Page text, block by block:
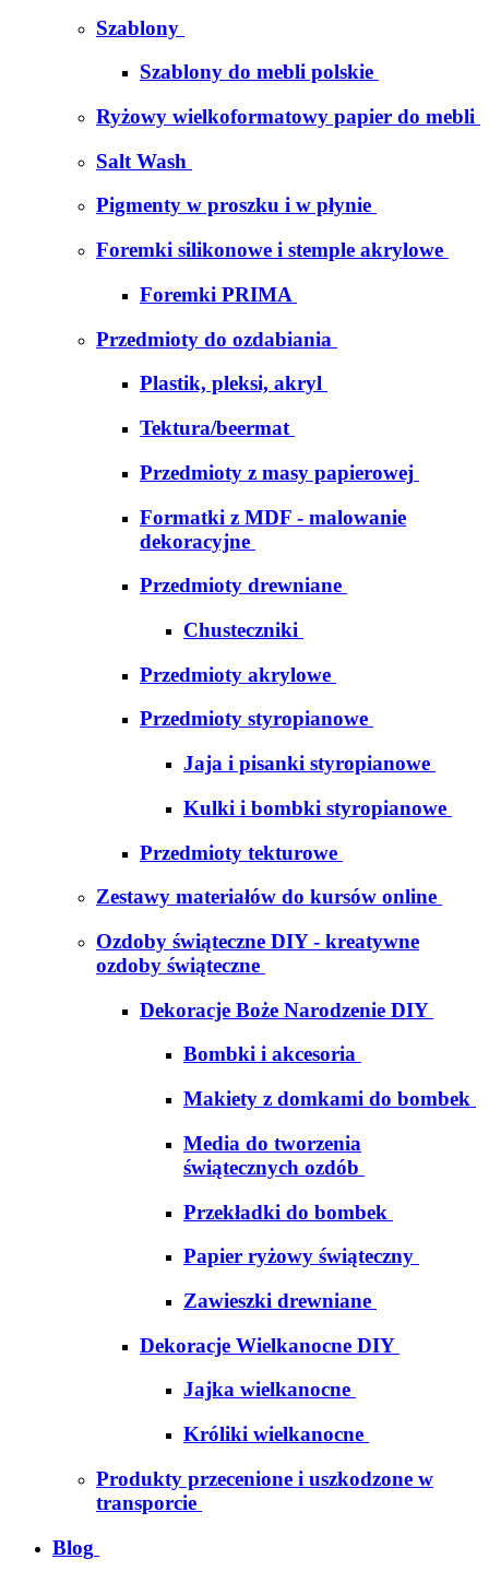
Szablony
Szablony do mebli polskie
Ryżowy wielkoformatowy papier do mebli
Salt Wash
Pigmenty w proszku i w płynie
Foremki silikonowe i stemple akrylowe
Foremki PRIMA
Przedmioty do ozdabiania
Plastik, pleksi, akryl
Tektura/beermat
Przedmioty z masy papierowej
Formatki z MDF - malowanie
dekoracyjne
Przedmioty drewniane
Chusteczniki
Przedmioty akrylowe
Przedmioty styropianowe
Jaja i pisanki styropianowe
Kulki i bombki styropianowe
Przedmioty tekturowe
Zestawy materiałów do kursów online
Ozdoby świąteczne DIY - kreatywne
ozdoby świąteczne
Dekoracje Boże Narodzenie DIY
Bombki i akcesoria
Makiety z domkami do bombek
Media do tworzenia
świątecznych ozdób
Przekładki do bombek
Papier ryżowy świąteczny
Zawieszki drewniane
Dekoracje Wielkanocne DIY
Jajka wielkanocne
Króliki wielkanocne
Produkty przecenione i uszkodzone w
transporcie
Blog